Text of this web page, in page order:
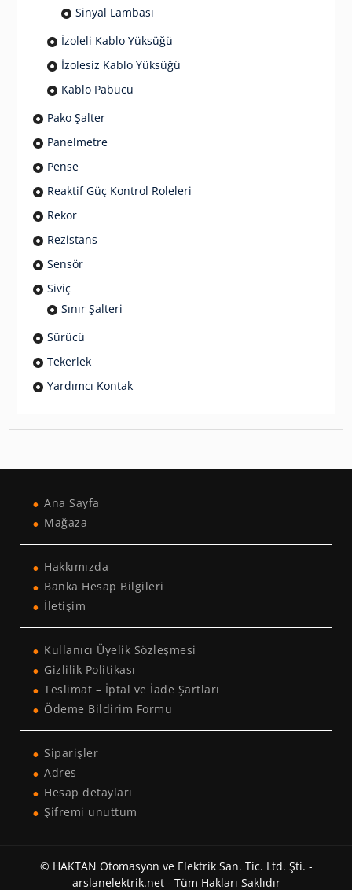
Sinyal Lambası
İzoleli Kablo Yüksüğü
İzolesiz Kablo Yüksüğü
Kablo Pabucu
Pako Şalter
Panelmetre
Pense
Reaktif Güç Kontrol Roleleri
Rekor
Rezistans
Sensör
Siviç
Sınır Şalteri
Sürücü
Tekerlek
Yardımcı Kontak
Ana Sayfa
Mağaza
Hakkımızda
Banka Hesap Bilgileri
İletişim
Kullanıcı Üyelik Sözleşmesi
Gizlilik Politikası
Teslimat – İptal ve İade Şartları
Ödeme Bildirim Formu
Siparişler
Adres
Hesap detayları
Şifremi unuttum
© HAKTAN Otomasyon ve Elektrik San. Tic. Ltd. Şti. -
arslanelektrik.net - Tüm Hakları Saklıdır